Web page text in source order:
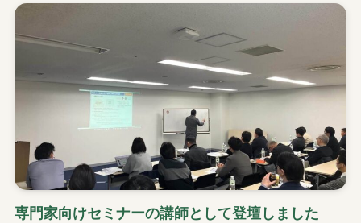
専門家向けセミナーの講師として登壇しました